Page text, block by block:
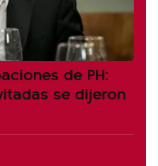
de PH:
se dijeron